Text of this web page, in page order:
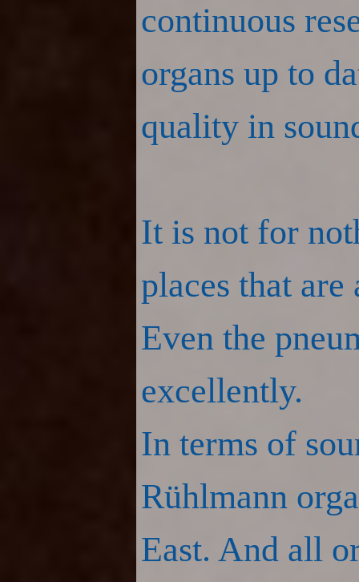
continuous
organs up to
quality in
It is not for
places that
Even the
excellently.
In terms of
Rühlmann
East. And all